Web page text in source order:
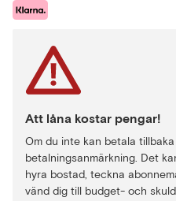
Att låna kostar pengar!
Om du inte kan betala
betalningsanmärkning. Det
hyra bostad, teckna
vänd dig till budget- och